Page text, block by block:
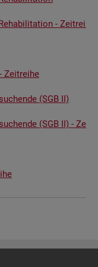
- Zeit­rei­he
Zeit­rei­he
(SGB II)
(SGB II) -